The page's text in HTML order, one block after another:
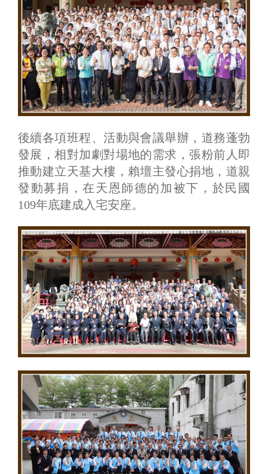
後續各項班程、活動與會議舉辦，道務蓬勃
發展，相對加劇對場地的需求，張粉前人即
推動建立天基大樓，賴壇主發心捐地，道親
發動募捐，在天恩師德的加被下，於民國
109年底建成入宅安座。